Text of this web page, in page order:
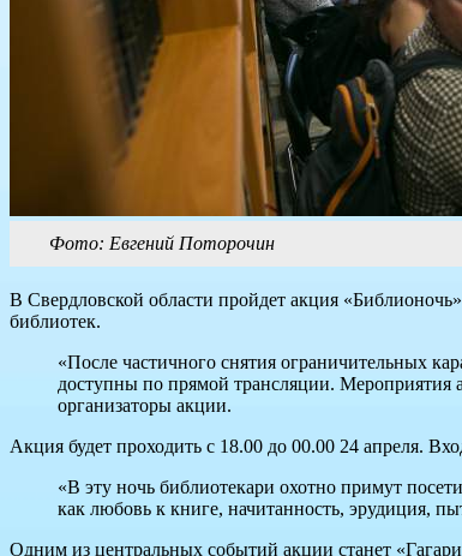
Фото: Евгений Поторочин
В Свердловской области пройдет акция
библиотек.
«После частичного снятия ограничительных
доступны по прямой трансляции. Мероприятия
организаторы акции.
Акция будет проходить с 18.00 до 00.00 24 апреля.
«В эту ночь библиотекари охотно примут
как любовь к книге, начитанность, эрудиция,
Одним из центральных событий акции станет